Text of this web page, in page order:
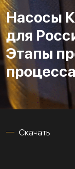
Насосы
для
Этапы
Скачать